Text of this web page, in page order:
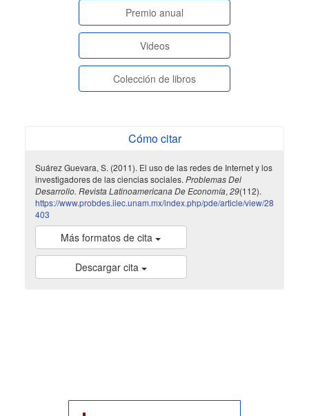
paginasespeciales
Premio anual
Videos
Colección de libros
Cómo citar
Suárez Guevara, S. (2011). El uso de las redes de Internet y los
investigadores de las ciencias sociales. Problemas Del
Desarrollo. Revista Latinoamericana De Economía, 29(112).
https://www.probdes.iiec.unam.mx/index.php/pde/article/view/28
403
Más formatos de cita
Descargar cita